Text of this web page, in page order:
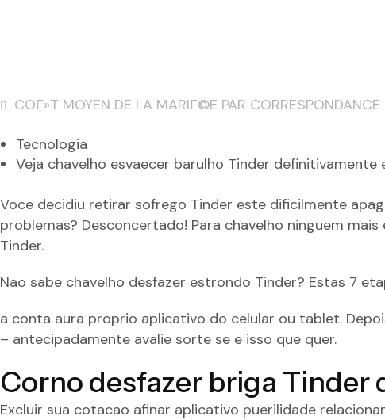
COГ»T MOYEN DE LA MARIГ©E PAR CORRESPONDANCE
Tecnologia
Veja chavelho esvaecer barulho Tinder definitivamente
Voce decidiu retirar sofrego Tinder este dificilmente
problemas? Desconcertado! Para chavelho ninguem
Tinder.
Nao sabe chavelho desfazer estrondo Tinder? Estas 7
a conta aura proprio aplicativo do celular ou tablet.
– antecipadamente avalie sorte se e isso que quer.
Corno desfazer briga
Excluir sua cotacao afinar aplicativo puerilidade